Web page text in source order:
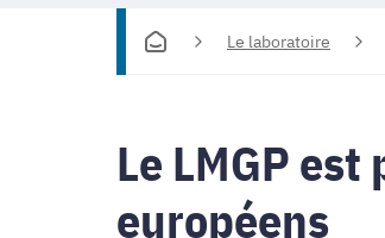
Le laboratoire
Le LMGP
européens